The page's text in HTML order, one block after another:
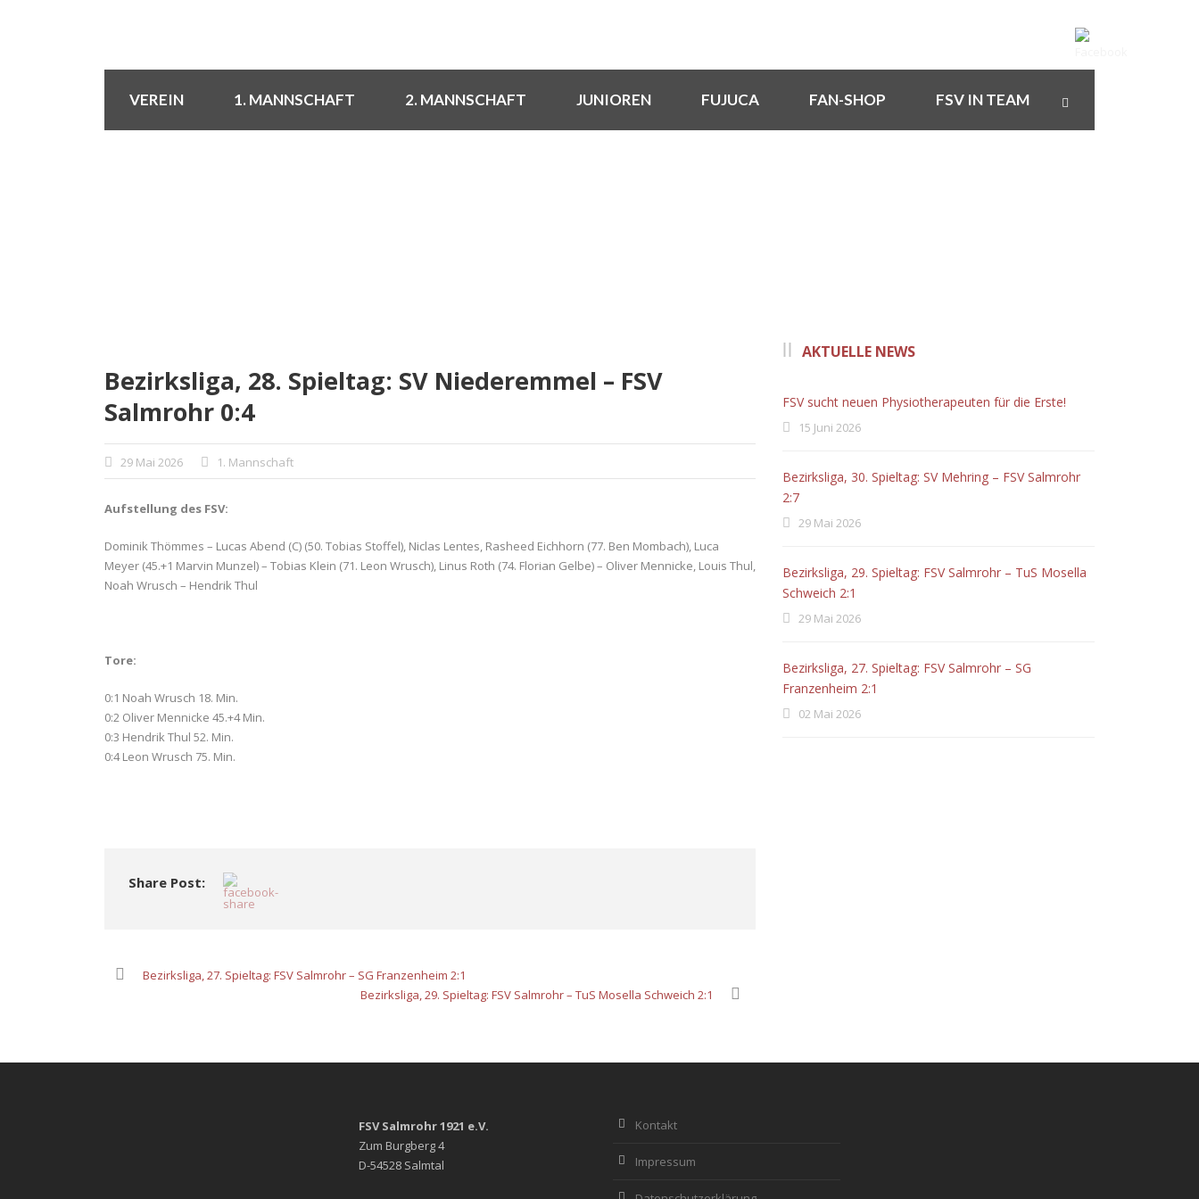
VEREIN 1. MANNSCHAFT 2. MANNSCHAFT JUNIOREN FUJUCA FAN-SHOP FSV IN TEAM
Bezirksliga, 28. Spieltag: SV Niederemmel – FSV
Salmrohr 0:4
29 Mai 2026 1. Mannschaft
Aufstellung des FSV:
Dominik Thömmes – Lucas Abend (C) (50. Tobias Stoffel), Niclas Lentes, Rasheed Eichhorn (77. Ben Mombach), Luca
Meyer (45.+1 Marvin Munzel) – Tobias Klein (71. Leon Wrusch), Linus Roth (74. Florian Gelbe) – Oliver Mennicke, Louis Thul,
Noah Wrusch – Hendrik Thul
Tore:
0:1 Noah Wrusch 18. Min.
0:2 Oliver Mennicke 45.+4 Min.
0:3 Hendrik Thul 52. Min.
0:4 Leon Wrusch 75. Min.
Share Post:
Bezirksliga, 27. Spieltag: FSV Salmrohr – SG Franzenheim 2:1
Bezirksliga, 29. Spieltag: FSV Salmrohr – TuS Mosella Schweich 2:1
AKTUELLE NEWS
FSV sucht neuen Physiotherapeuten für die Erste!
15 Juni 2026
Bezirksliga, 30. Spieltag: SV Mehring – FSV Salmrohr
2:7
29 Mai 2026
Bezirksliga, 29. Spieltag: FSV Salmrohr – TuS Mosella
Schweich 2:1
29 Mai 2026
Bezirksliga, 27. Spieltag: FSV Salmrohr – SG
Franzenheim 2:1
02 Mai 2026
FSV Salmrohr 1921 e.V.
Zum Burgberg 4
D-54528 Salmtal
Kontakt
Impressum